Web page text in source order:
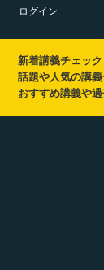
ログイン
新着講義チェック
話題や人気の講
おすすめ講義や